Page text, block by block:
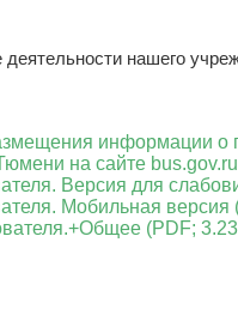
нашего
информации о
на сайте bus.gov.ru
Версия для
Мобильная
(PDF;